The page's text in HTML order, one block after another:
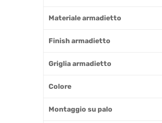
Materiale armadietto
Finish armadietto
Griglia armadietto
Colore
Montaggio su palo